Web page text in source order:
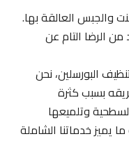
والجبس العالقة بها.
التام عن
البورسلين، نحن
بسبب كثرة
وتلميعها
خدماتنا الشاملة